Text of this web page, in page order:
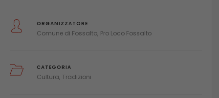
ORGANIZZATORE
Comune di Fossalto Pro Loco Fossalto
CATEGORIA
Cultura Tradizioni